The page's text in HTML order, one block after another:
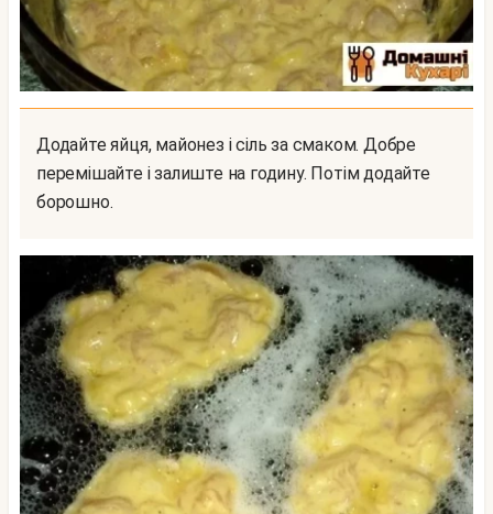
Додайте яйця, майонез і сіль за смаком. Добре
перемішайте і залиште на годину. Потім додайте
борошно.